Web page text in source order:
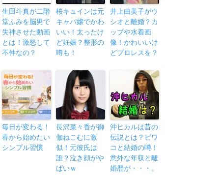
生田斗真が二階
堂ふみを脳男で
失神させた動画
とは！激怒して
不仲なの？
桜キュインは元
キャバ嬢でかわ
いい！太ったけ
ど妊娠？整形の
噂も！
井上由美子がウ
シオと離婚？カ
ップや水着画
像！かわいいけ
どプロレスを？
毎日が変わる！
春から始めたい
シンプル習慣
長沢菜々香が御
伽ねこむに激
似！元彼氏は
誰？泣き顔がや
ばいｗ
沖ヒカルは昔の
伝説とは？ビワ
コと結婚の噂！
意外な年収と離
婚歴が・・・。